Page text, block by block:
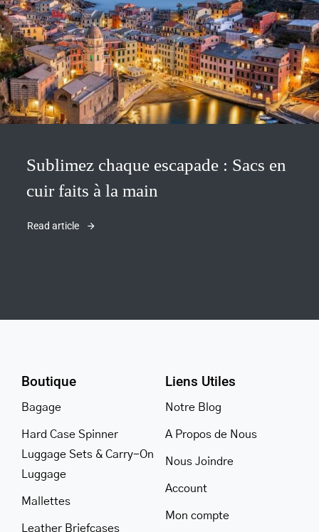
Sublimez chaque escapade : Sacs en
cuir faits à la main
Read article
Boutique
Bagage
Hard Case Spinner
Luggage Sets & Carry-On
Luggage
Mallettes
Leather Briefcases
Liens Utiles
Notre Blog
A Propos de Nous
Nous Joindre
Account
Mon compte